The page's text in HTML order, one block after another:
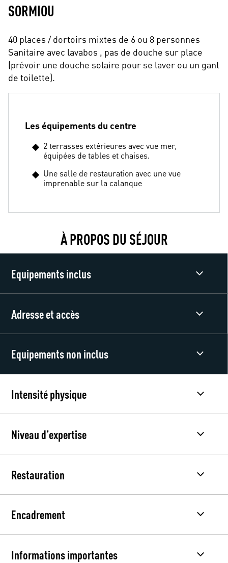
SORMIOU
40 places / dortoirs mixtes de 6 ou 8 personnes
Sanitaire avec lavabos , pas de douche sur place
(prévoir une douche solaire pour se laver ou un gant
de toilette).
Les équipements du centre
2 terrasses extérieures avec vue mer,
équipées de tables et chaises.
Une salle de restauration avec une vue
imprenable sur la calanque
À PROPOS DU SÉJOUR
Equipements inclus
Adresse et accès
Equipements non inclus
Intensité physique
Niveau d’expertise
Restauration
Encadrement
Informations importantes